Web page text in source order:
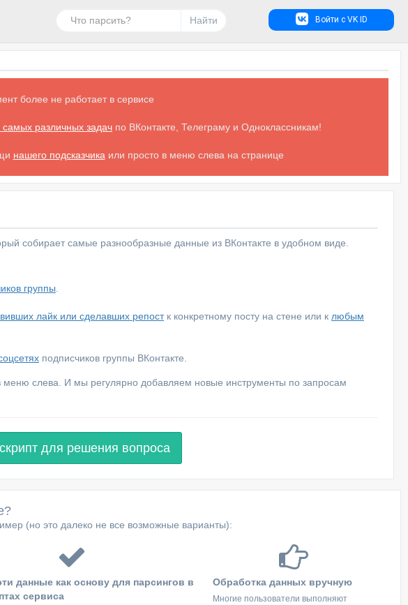
Войти с VK ID
Найти
более не работает в сервисе
различных задач по ВКонтакте, Телеграму и Одноклассникам!
нашего подсказчика или просто в меню слева на странице
собирает самые разнообразные данные из ВКонтакте в удобном виде.
группы
лайк или сделавших репостк конкретному посту на стене или к любым
подписчиков группы ВКонтакте.
слева. И мы регулярно добавляем новые инструменты по запросам
для решения вопроса
(но это далеко не все возможные варианты):
данные как основу для парсингов в
сервиса
Обработка данных вручную
Многие пользователи выполняют